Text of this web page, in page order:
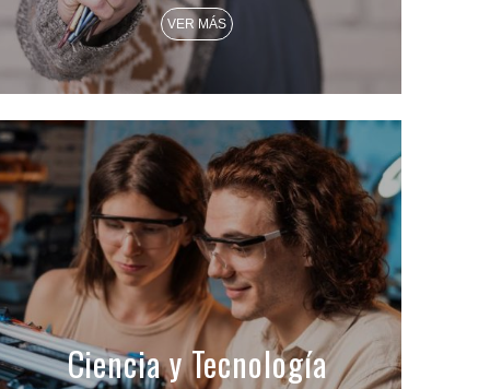
VER MÁS
Ciencia y Tecnología